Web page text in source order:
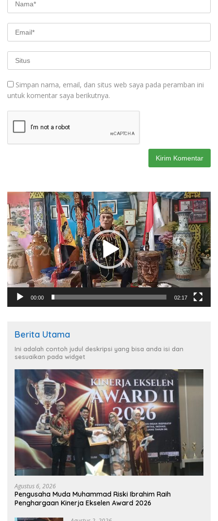
Simpan nama, email, dan situs web saya pada peramban ini
untuk komentar saya berikutnya.
Pemutar
Video
00:00 02:17
Berita Utama
Ini adalah contoh judul deskripsi yang bisa anda isi dan
sesuaikan pada widget
Agustus 6, 2026
Pengusaha Muda Muhammad Riski Ibrahim Raih
Penghargaan Kinerja Ekselen Award 2026